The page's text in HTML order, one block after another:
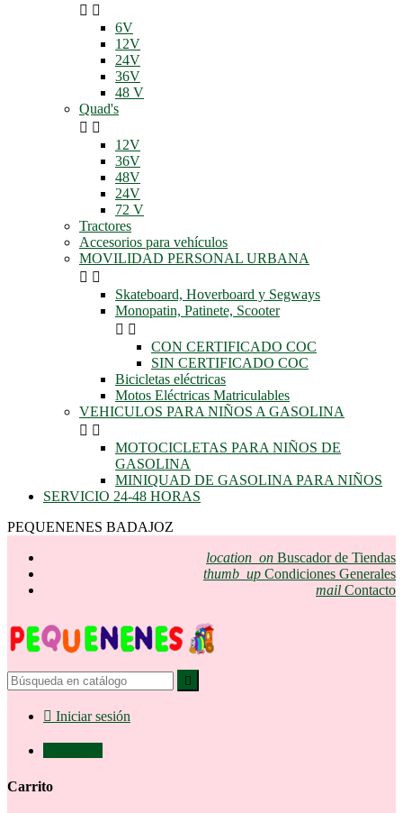
 
6V
12V
24V
36V
48 V
Quad's
 
12V
36V
48V
24V
72 V
Tractores
Accesorios para vehículos
MOVILIDAD PERSONAL URBANA
 
Skateboard, Hoverboard y Segways
Monopatin, Patinete, Scooter
 
CON CERTIFICADO COC
SIN CERTIFICADO COC
Bicicletas eléctricas
Motos Eléctricas Matriculables
VEHICULOS PARA NIÑOS A GASOLINA
 
MOTOCICLETAS PARA NIÑOS DE
GASOLINA
MINIQUAD DE GASOLINA PARA NIÑOS
SERVICIO 24-48 HORAS
PEQUENENES BADAJOZ
location_on Buscador de Tiendas
thumb_up Condiciones Generales
mail Contacto

 Iniciar sesión
Carrito